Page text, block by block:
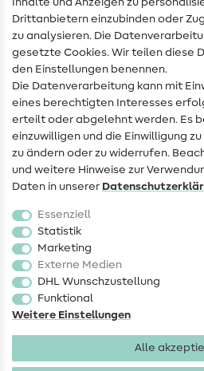
Kontakt
Infos zum Betreiberwechsel
Widerrufsrecht
Beliebt
Stoffe
Sale
Schnittmuster
Inhalte und Anzeigen zu
Drittanbietern einzubinden oder
zu analysieren. Die
gesetzte Cookies. Wir teilen diese
den Einstellungen benennen.
Die Datenverarbeitung kann mit
eines berechtigten Interesses
erteilt oder abgelehnt werden. Es
einzuwilligen und die Einwilligung
zu ändern oder zu widerrufen.
und weitere Hinweise zur
Daten in unserer
Essenziell
Statistik
Marketing
Externe Medien
DHL Wunschzustellung
Funktional
Weitere Einstellungen
Alle
Impressum
Datenschutz AGB